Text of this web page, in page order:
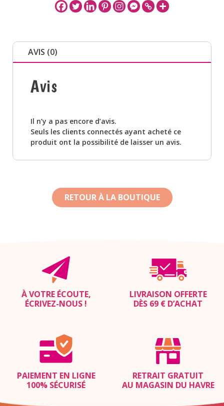
AVIS (0)
Avis
Il n’y a pas encore d’avis.
Seuls les clients connectés ayant acheté ce
produit ont la possibilité de laisser un avis.
RETOUR À LA BOUTIQUE
À VOTRE ÉCOUTE,
ÉCRIVEZ-NOUS !
LIVRAISON OFFERTE
DÈS 69 € D’ACHAT
PAIEMENT EN LIGNE
100% SÉCURISÉ
RETRAIT GRATUIT
AU MAGASIN DU HAVRE